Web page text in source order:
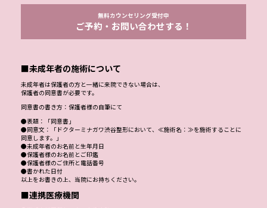
無料カウンセリング受付中
ご予約・お問い合わせする！
■未成年者の施術について
未成年者は保護者の方と一緒に来院できない場合は、
保護者の同意書が必要です。
同意書の書き方：保護者様の自筆にて
●表題：「同意書」
●同意文：「ドクターミナガワ渋谷整形において、≪施術名：≫を施術することに
同意します。」
●未成年者のお名前と生年月日
●保護者様のお名前とご印鑑
●保護者様のご住所と電話番号
●書かれた日付
以上をお書きの上、当院にお持ちください。
■連携医療機関